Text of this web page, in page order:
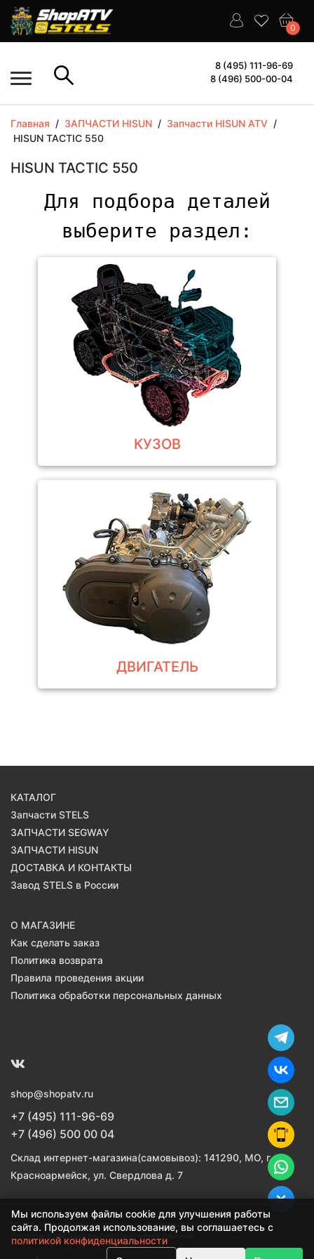
0
8 (495) 111-96-69
8 (496) 500-00-04
Главная / ЗАПЧАСТИ HISUN / Запчасти HISUN ATV /
HISUN TACTIC 550
HISUN TACTIC 550
Для подбора деталей
выберите раздел:
КУЗОВ
ДВИГАТЕЛЬ
КАТАЛОГ
Запчасти STELS
ЗАПЧАСТИ SEGWAY
ЗАПЧАСТИ HISUN
ДОСТАВКА И КОНТАКТЫ
Завод STELS в России
О МАГАЗИНЕ
Как сделать заказ
Политика возврата
Правила проведения акции
Политика обработки персональных данных
shop@shopatv.ru
+7 (495) 111-96-69
+7 (496) 500 00 04
Склад интернет-магазина(самовывоз): 141290, МО, г.
Красноармейск, ул. Свердлова д. 7
Мы обрабатываем персональные данные согласно
Политике обработки персональных данных
Мы используем файлы cookie для улучшения работы
сайта. Продолжая использование, вы соглашаетесь с
политикой конфиденциальности